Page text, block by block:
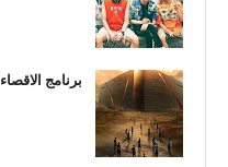
برنامج الاقصاء I-Land حلقة 1 مترجمة للعربية